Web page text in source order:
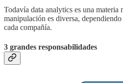
Todavía data analytics es una materia
manipulación es diversa,
cada compañía.
3 grandes responsabilidades